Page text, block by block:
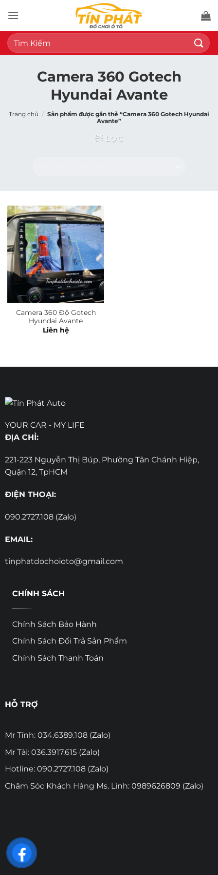
qua
nội
dung
Tìm
kiếm:
Camera 360 Gotech
Hyundai Avante
Trang chủ / Sản phẩm được gắn thẻ “Camera 360 Gotech Hyundai
Avante”
LỌC
Camera 360 Độ Gotech
Hyundai Avante
Liên hệ
YOUR CAR - MY LIFE
ĐỊA CHỈ:
221-223 Nguyễn Thị Búp, Phường Tân Chánh Hiệp,
Quận 12, TpHCM
ĐIỆN THOẠI:
090.2727.108 (Zalo)
EMAIL:
tinphatdochoioto@gmail.com
CHÍNH SÁCH
Chính Sách Bảo Hành
Chính Sách Đổi Trả Sản Phẩm
Chính Sách Thanh Toán
HỖ TRỢ
Mr Tính: 034.6389.108 (Zalo)
Mr Tài: 036.3917.615 (Zalo)
Hotline: 090.2727.108 (Zalo)
Chăm Sóc Khách Hàng Ms. Linh: 0989626809 (Zalo)